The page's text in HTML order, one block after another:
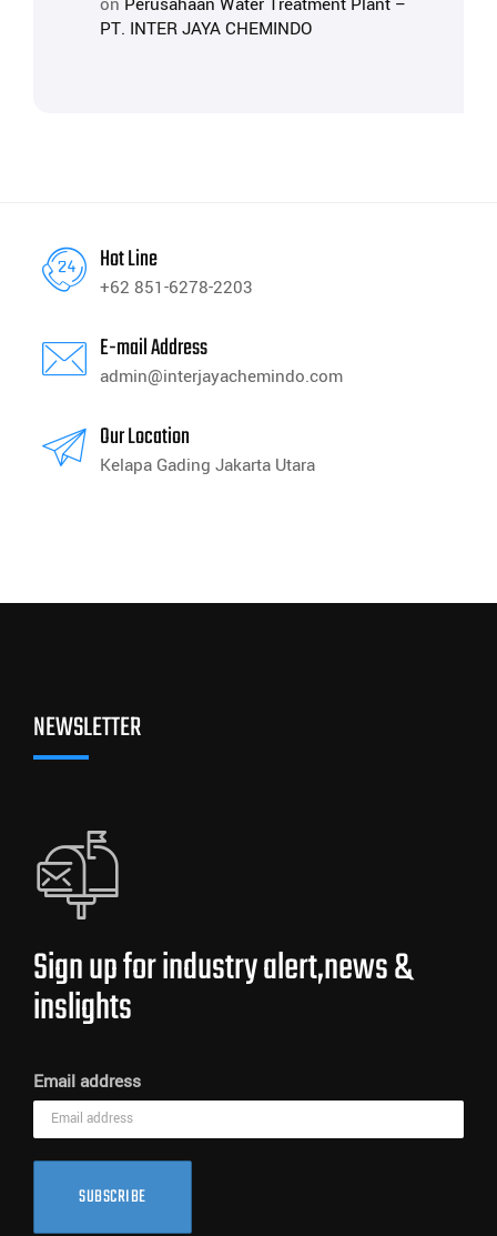
PT. INTER JAYA CHEMINDO
Hot Line
+62 851-6278-2203
E-mail Address
admin@interjayachemindo.com
Our Location
Kelapa Gading Jakarta Utara
NEWSLETTER
Sign up for industry alert,news &
inslights
Email address
SUBSCRIBE